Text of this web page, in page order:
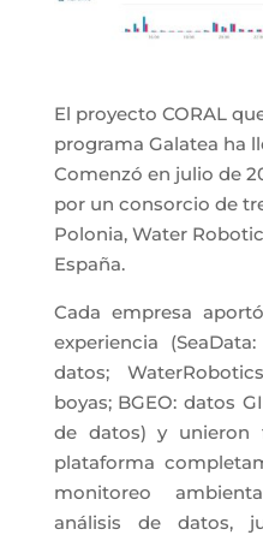
El proyecto CORAL
programa Galatea ha
Comenzó en julio de
por un consorcio de
Polonia, Water
España.
Cada empresa
experiencia
datos;
boyas; BGEO: datos
de datos) y unieron
plataforma
monitoreo
análisis de datos,